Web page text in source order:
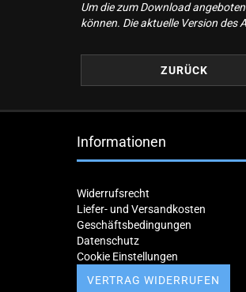
Um die zum Download
können. Die aktuelle Version des
ZURÜCK
Informationen
Widerrufsrecht
Liefer- und Versandkosten
Geschäftsbedingungen
Datenschutz
Cookie Einstellungen
VERTRAG WIDERRUFEN